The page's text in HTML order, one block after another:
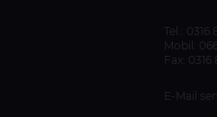
Tel.: 0316
Mobil:
Fax: 0316
E-Mail